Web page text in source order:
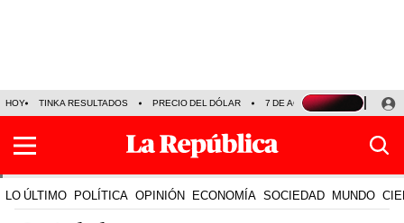
HOY TINKA RESULTADOS PRECIO DEL DÓLAR 7 DE AGOSTO OLLANTA
LO ÚLTIMO POLÍTICA OPINIÓN ECONOMÍA SOCIEDAD MUNDO